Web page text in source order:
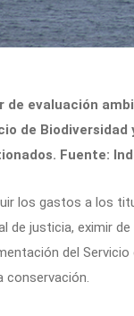
de evaluación
de
Fuente:
los gastos a los
de justicia, eximir
del
conservación.